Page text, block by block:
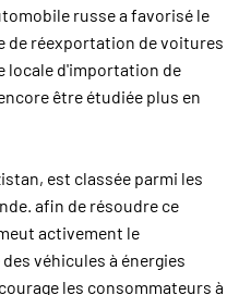
russe a favorisé le
de réexportation de voitures
locale d'importation de
être étudiée plus en
est classée parmi les
afin de résoudre ce
activement le
véhicules à énergies
les consommateurs à